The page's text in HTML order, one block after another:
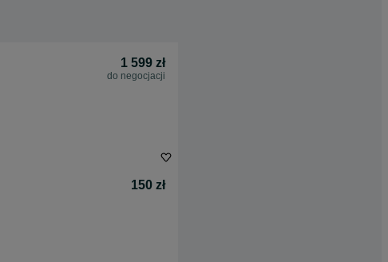
1 599 zł
do negocjacji
150 zł